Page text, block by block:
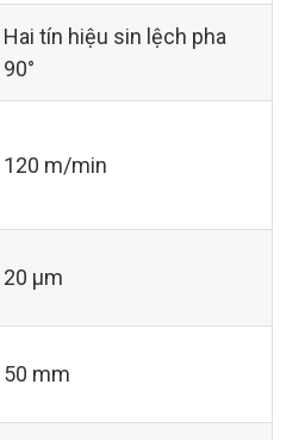
Hai tín hiệu sin lệch pha
90°
120 m/min
20 µm
50 mm